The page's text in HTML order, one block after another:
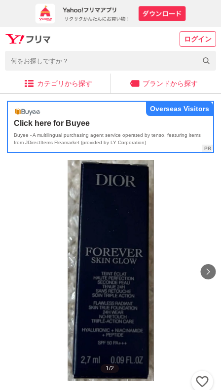
ログイン
カテゴリから探す ブランドから探す
Click here for Buyee
Buyee - A multilingual purchasing agent service operated by tenso, featuring items
from JDirectItems Fleamarket (provided by LY Corporation)
Overseas Visitors
1/2